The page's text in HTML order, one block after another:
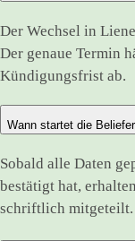
Der Wechsel in
Der genaue Termin
Kündigungsfrist ab.
Wann startet die
Sobald alle Daten
bestätigt hat,
schriftlich mitgeteilt.